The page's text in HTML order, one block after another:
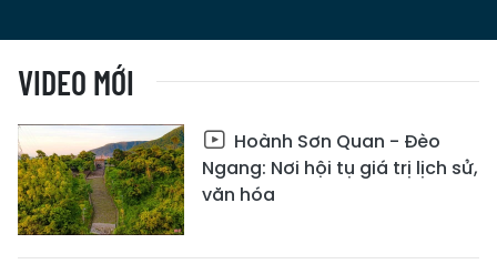
VIDEO MỚI
Hoành Sơn Quan - Đèo
Ngang: Nơi hội tụ giá trị lịch sử,
văn hóa